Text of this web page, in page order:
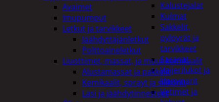
Kalustejalat
Kulmat
Sakkelit,
pylpyrät ja
tarvikkeet
Saranat
Vaijerilukot ja
klemmarit
Vetimet ja
Avaimet
Imupumput
Letkut ja tarvikkeet
Jäähdyttäjänletkut
Polttoaineletkut
Liuottimet, massat, ja muut kemikaalit
Alustamassat ja pakkelit
Kemikaalit, sprayt ja silikonit
Lasi ja jäähdytinnesteet